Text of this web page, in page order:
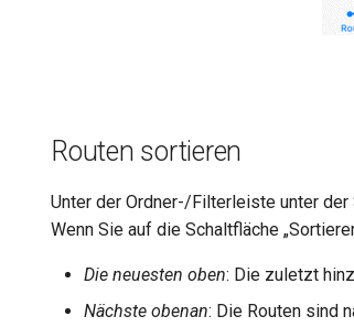
Routen sortieren
Unter der Ordner-/Filterleiste unter
Wenn Sie auf die Schaltfläche
Die neuesten oben: Die zuletzt
Nächste obenan: Die Routen sind